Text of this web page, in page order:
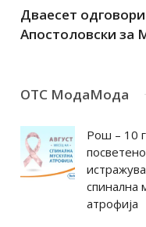
Дваесет
Апостоловски
ОТС МодаМода
Рош – 10
спинална
атрофија